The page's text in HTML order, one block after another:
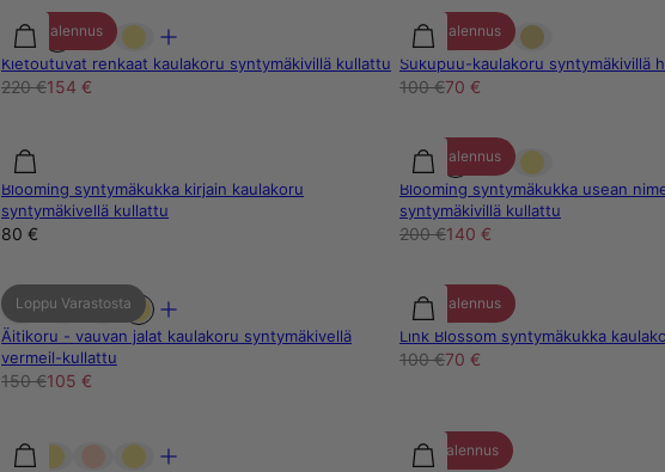
30% alennus
Kietoutuvat renkaat kaulakoru syntymäkivillä kullattu
220 €154 €
30% alennus
Sukupuu-kaulakoru syntymäkivillä
100 €70 €
Blooming syntymäkukka kirjain kaulakoru
syntymäkivellä kullattu
80 €
30% alennus
Blooming syntymäkukka usean
syntymäkivillä kullattu
200 €140 €
Loppu Varastosta
Äitikoru - vauvan jalat kaulakoru syntymäkivellä
vermeil-kullattu
150 €105 €
30% alennus
Link Blossom syntymäkukka
100 €70 €
25% alennus